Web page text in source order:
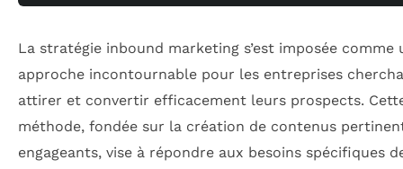
La stratégie inbound marketing s’est imposée comme
approche incontournable pour les entreprises
attirer et convertir efficacement leurs prospects.
méthode, fondée sur la création de contenus
engageants, vise à répondre aux besoins spécifiques